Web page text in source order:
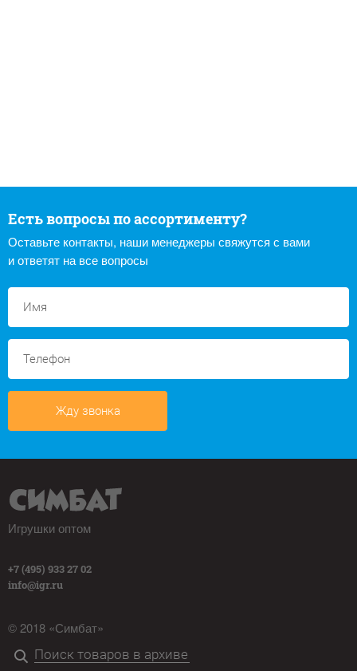
Есть вопросы по ассортименту?
Оставьте контакты, наши менеджеры свяжутся с вами
и ответят на все вопросы
Жду звонка
Игрушки оптом
+7 (495) 933 27 02
info@igr.ru
© 2018 «Симбат»